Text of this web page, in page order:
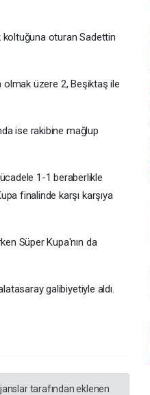
koltuğuna oturan Sadettin
olmak üzere 2, Beşiktaş ile
ise rakibine mağlup
1-1 beraberlikle
finalinde karşı karşıya
Süper Kupa'nın da
galibiyetiyle aldı.
tarafından eklenen